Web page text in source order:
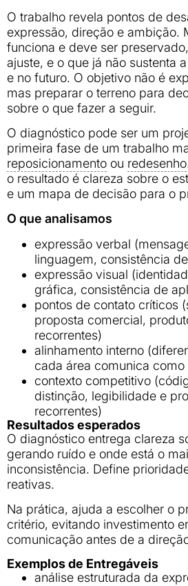
O trabalho revela pontos de
expressão, direção e ambição.
funciona e deve ser
ajuste, e o que já não sustenta
e no futuro. O objetivo não é
mas preparar o terreno para
sobre o que fazer a seguir.
O diagnóstico pode ser um
primeira fase de um trabalho
reposicionamento ou redesenho
o resultado é clareza sobre o
e um mapa de decisão para o
O que analisamos
expressão verbal
linguagem, consistência
expressão visual
gráfica, consistência de
pontos de contato críticos
proposta comercial,
recorrentes)
alinhamento interno
cada área comunica como
contexto competitivo
distinção, legibilidade e
recorrentes)
Resultados esperados
O diagnóstico entrega clareza
gerando ruído e onde está o
inconsistência. Define
reativas.
Na prática, ajuda a escolher o
critério, evitando investimento
comunicação antes de a
Exemplos de Entregáveis
análise estruturada da